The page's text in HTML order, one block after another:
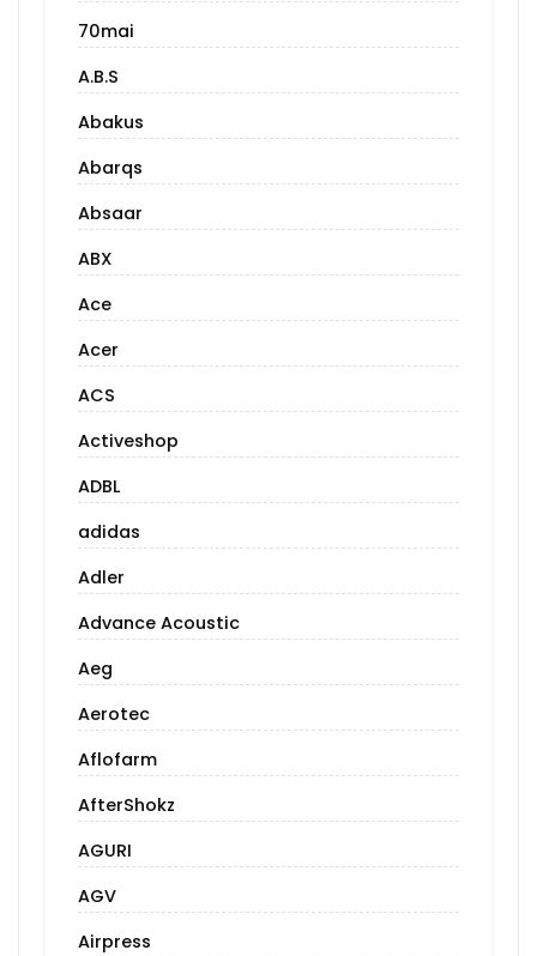
70mai
A.B.S
Abakus
Abarqs
Absaar
ABX
Ace
Acer
ACS
Activeshop
ADBL
adidas
Adler
Advance Acoustic
Aeg
Aerotec
Aflofarm
AfterShokz
AGURI
AGV
Airpress